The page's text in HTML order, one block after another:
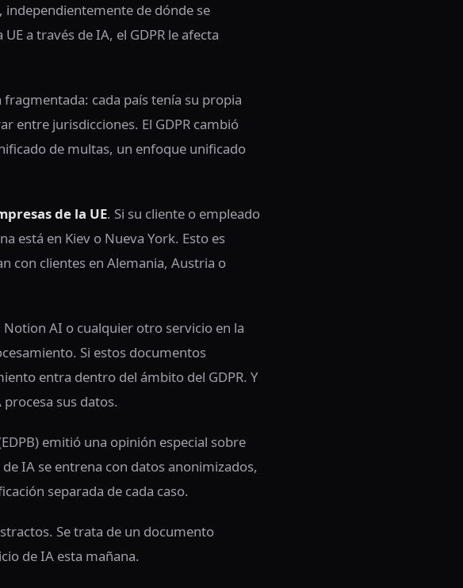
independientemente de dónde se
a través de IA, el GDPR le afecta
cada país tenía su propia
entre jurisdicciones. El GDPR cambió
de multas, un enfoque unificado
de la UE. Si su cliente o empleado
está en Kiev o Nueva York. Esto es
con clientes en Alemania, Austria o
AI o cualquier otro servicio en la
Si estos documentos
entra dentro del ámbito del GDPR. Y
sus datos.
emitió una opinión especial sobre
IA se entrena con datos anonimizados,
separada de cada caso.
Se trata de un documento
de IA esta mañana.